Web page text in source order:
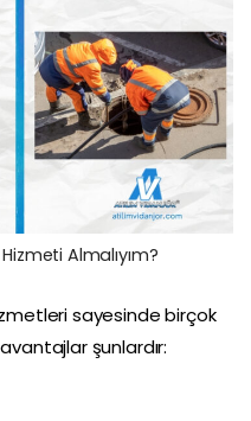
Almalıyım?
sayesinde birçok
şunlardır: